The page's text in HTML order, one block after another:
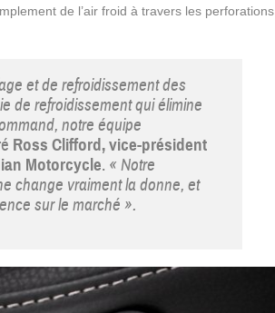
de l’air froid à travers les perforations
et de refroidissement des
de refroidissement qui élimine
notre équipe
Ross Clifford, vice-président
Motorcycle. « Notre
change vraiment la donne, et
sur le marché ».